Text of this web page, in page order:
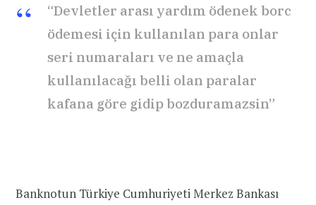
“Devletler arası yardım ödenek borc
ödemesi için kullanılan para onlar
seri numaraları ve ne amaçla
kullanılacağı belli olan paralar
kafana göre gidip bozduramazsin”
Banknotun Türkiye Cumhuriyeti Merkez Bankası